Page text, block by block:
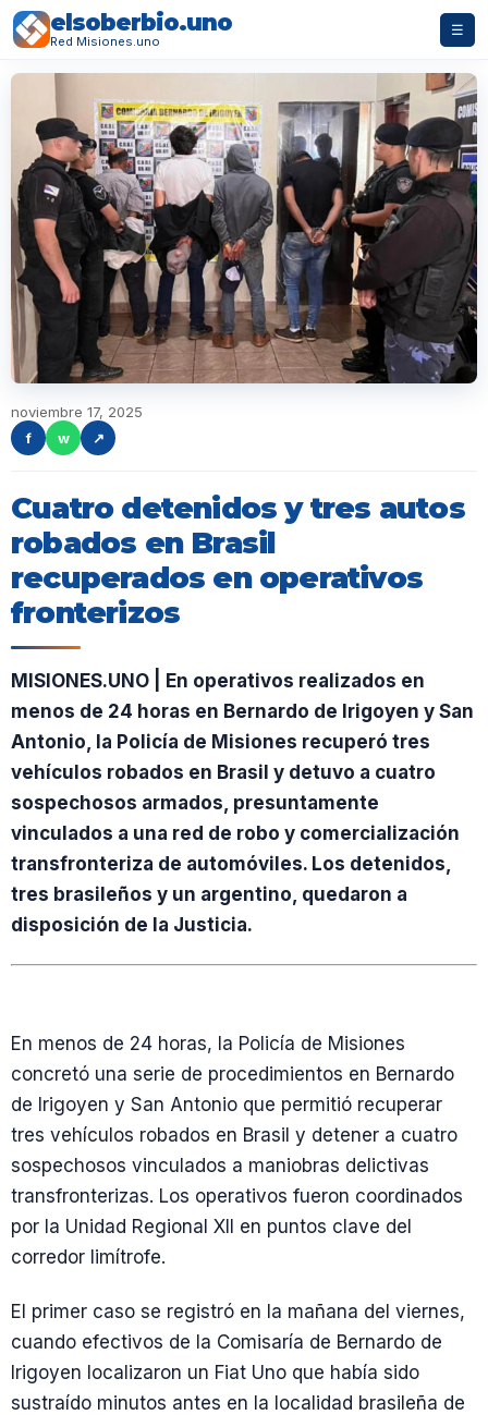
elsoberbio.uno
Red Misiones.uno
☰
noviembre 17, 2025
f
w ↗
Cuatro detenidos y tres autos
robados en Brasil
recuperados en operativos
fronterizos
MISIONES.UNO | En operativos realizados en
menos de 24 horas en Bernardo de Irigoyen y San
Antonio, la Policía de Misiones recuperó tres
vehículos robados en Brasil y detuvo a cuatro
sospechosos armados, presuntamente
vinculados a una red de robo y comercialización
transfronteriza de automóviles. Los detenidos,
tres brasileños y un argentino, quedaron a
disposición de la Justicia.
En menos de 24 horas, la Policía de Misiones
concretó una serie de procedimientos en Bernardo
de Irigoyen y San Antonio que permitió recuperar
tres vehículos robados en Brasil y detener a cuatro
sospechosos vinculados a maniobras delictivas
transfronterizas. Los operativos fueron coordinados
por la Unidad Regional XII en puntos clave del
corredor limítrofe.
El primer caso se registró en la mañana del viernes,
cuando efectivos de la Comisaría de Bernardo de
Irigoyen localizaron un Fiat Uno que había sido
sustraído minutos antes en la localidad brasileña de